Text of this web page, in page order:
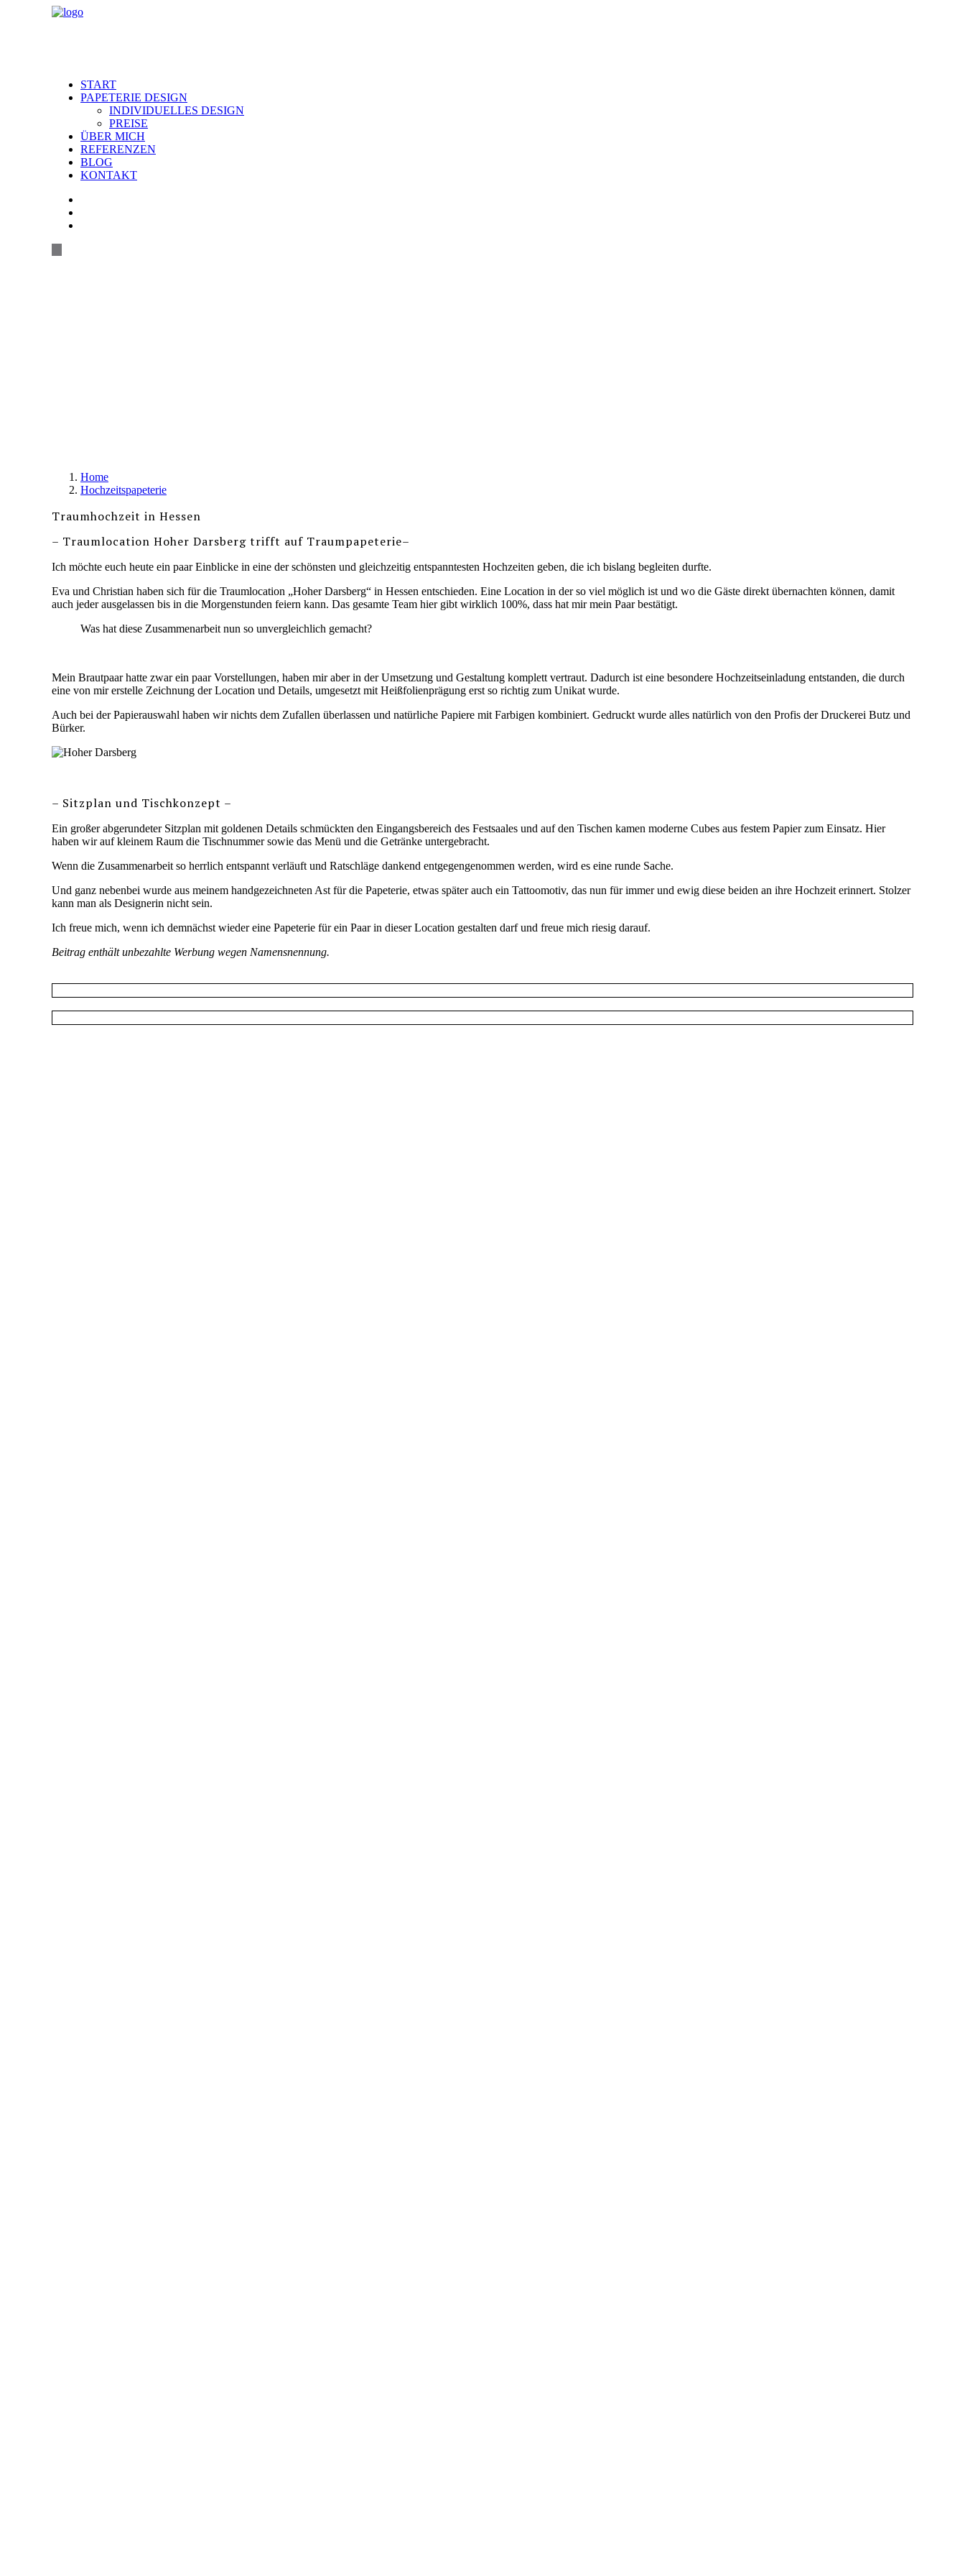
START
PAPETERIE DESIGN
INDIVIDUELLES DESIGN
PREISE
ÜBER MICH
REFERENZEN
BLOG
KONTAKT
Home
Hochzeitspapeterie
Traumhochzeit in Hessen
– Traumlocation Hoher Darsberg trifft auf Traumpapeterie–
Ich möchte euch heute ein paar Einblicke in eine der schönsten und gleichzeitig entspanntesten Hochzeiten geben, die ich bislang begleiten durfte.
Eva und Christian haben sich für die Traumlocation „Hoher Darsberg“ in Hessen entschieden. Eine Location in der so viel möglich ist und wo die Gäste direkt übernachten können, damit
auch jeder ausgelassen bis in die Morgenstunden feiern kann. Das gesamte Team hier gibt wirklich 100%, dass hat mir mein Paar bestätigt.
Was hat diese Zusammenarbeit nun so unvergleichlich gemacht?
Mein Brautpaar hatte zwar ein paar Vorstellungen, haben mir aber in der Umsetzung und Gestaltung komplett vertraut. Dadurch ist eine besondere Hochzeitseinladung entstanden, die durch
eine von mir erstelle Zeichnung der Location und Details, umgesetzt mit Heißfolienprägung erst so richtig zum Unikat wurde.
Auch bei der Papierauswahl haben wir nichts dem Zufallen überlassen und natürliche Papiere mit Farbigen kombiniert. Gedruckt wurde alles natürlich von den Profis der Druckerei Butz und
Bürker.
– Sitzplan und Tischkonzept –
Ein großer abgerundeter Sitzplan mit goldenen Details schmückten den Eingangsbereich des Festsaales und auf den Tischen kamen moderne Cubes aus festem Papier zum Einsatz. Hier
haben wir auf kleinem Raum die Tischnummer sowie das Menü und die Getränke untergebracht.
Wenn die Zusammenarbeit so herrlich entspannt verläuft und Ratschläge dankend entgegengenommen werden, wird es eine runde Sache.
Und ganz nebenbei wurde aus meinem handgezeichneten Ast für die Papeterie, etwas später auch ein Tattoomotiv, das nun für immer und ewig diese beiden an ihre Hochzeit erinnert. Stolzer
kann man als Designerin nicht sein.
Ich freue mich, wenn ich demnächst wieder eine Papeterie für ein Paar in dieser Location gestalten darf und freue mich riesig darauf.
Beitrag enthält unbezahlte Werbung wegen Namensnennung.